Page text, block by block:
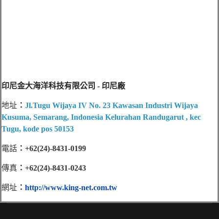
印尼金大海洋科技有限公司 - 印尼廠
地址 ： Jl.Tugu Wijaya IV No. 23 Kawasan Industri Wijaya
Kusuma, Semarang, Indonesia Kelurahan Randugarut , kec
Tugu, kode pos 50153
電話 ：+62(24)-8431-0199
傳真 ：+62(24)-8431-0243
網址 ： http://www.king-net.com.tw